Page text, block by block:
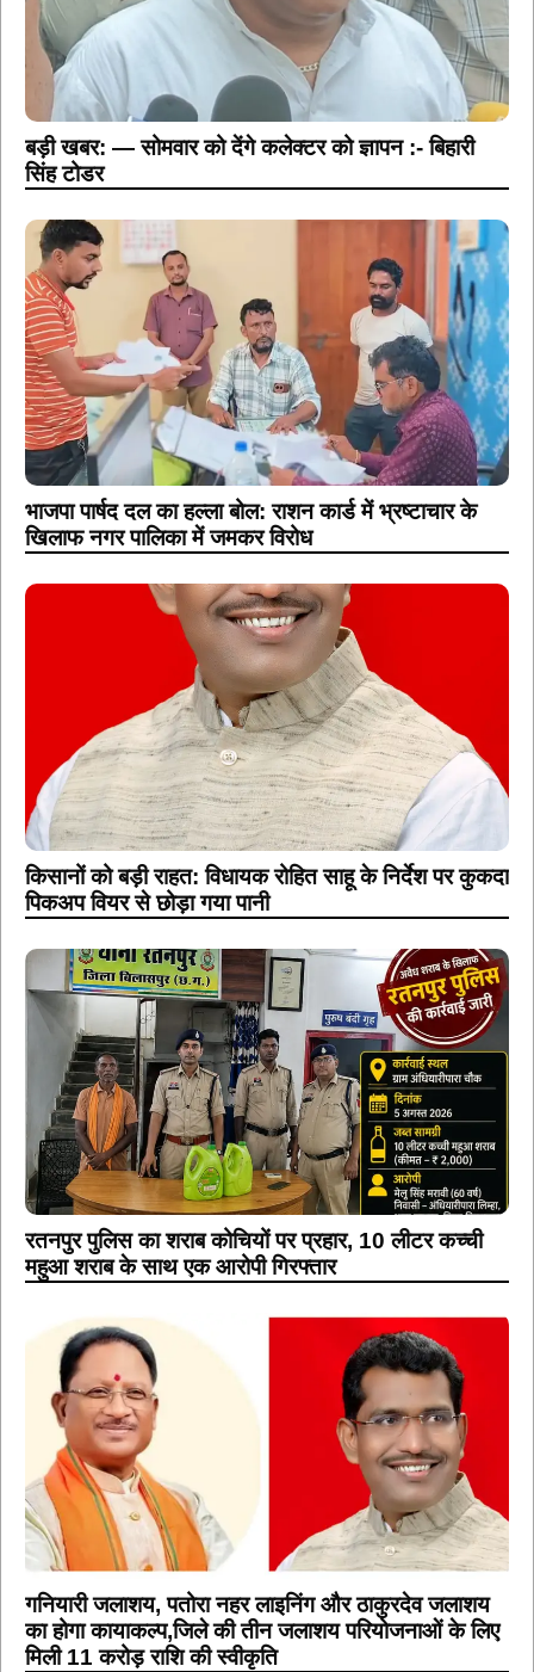
बड़ी खबर: — सोमवार को देंगे कलेक्टर को ज्ञापन :- बिहारी
सिंह टोडर
भाजपा पार्षद दल का हल्ला बोल: राशन कार्ड में भ्रष्टाचार के
खिलाफ नगर पालिका में जमकर विरोध
किसानों को बड़ी राहत: विधायक रोहित साहू के निर्देश पर कुकदा
पिकअप वियर से छोड़ा गया पानी
रतनपुर पुलिस का शराब कोचियों पर प्रहार, 10 लीटर कच्ची
महुआ शराब के साथ एक आरोपी गिरफ्तार
गनियारी जलाशय, पतोरा नहर लाइनिंग और ठाकुरदेव जलाशय
का होगा कायाकल्प,जिले की तीन जलाशय परियोजनाओं के लिए
मिली 11 करोड़ राशि की स्वीकृति